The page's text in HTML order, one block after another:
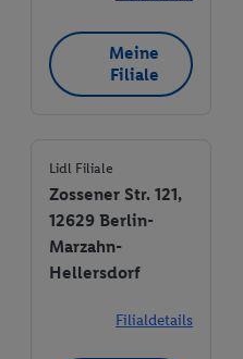
Meine
Filiale
Lidl Filiale
Zossener Str. 121,
12629 Berlin-
Marzahn-
Hellersdorf
Filialdetails